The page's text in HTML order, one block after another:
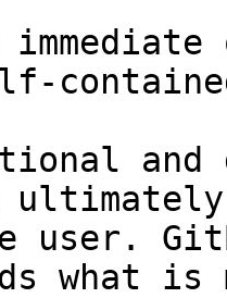
and
user.
what